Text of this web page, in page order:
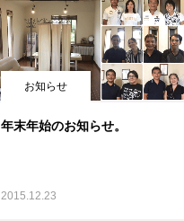
お知らせ
年末年始のお知らせ。
2015.12.23